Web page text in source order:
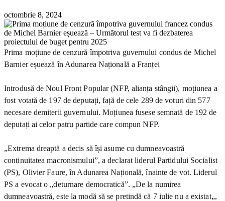
octombrie 8, 2024
Prima moțiune de cenzură împotriva guvernului condus de Michel
Barnier eșuează în Adunarea Națională a Franței
Introdusă de Noul Front Popular (NFP, alianța stângii), moțiunea a
fost votată de 197 de deputați, față de cele 289 de voturi din 577
necesare demiterii guvernului. Moțiunea fusese semnată de 192 de
deputați ai celor patru partide care compun NFP.
„Extrema dreaptă a decis să își asume cu dumneavoastră
continuitatea macronismului”, a declarat liderul Partidului Socialist
(PS), Olivier Faure, în Adunarea Națională, înainte de vot. Liderul
PS a evocat o „deturnare democratică”. „De la numirea
dumneavoastră, este la modă să se pretindă că 7 iulie nu a existat„,